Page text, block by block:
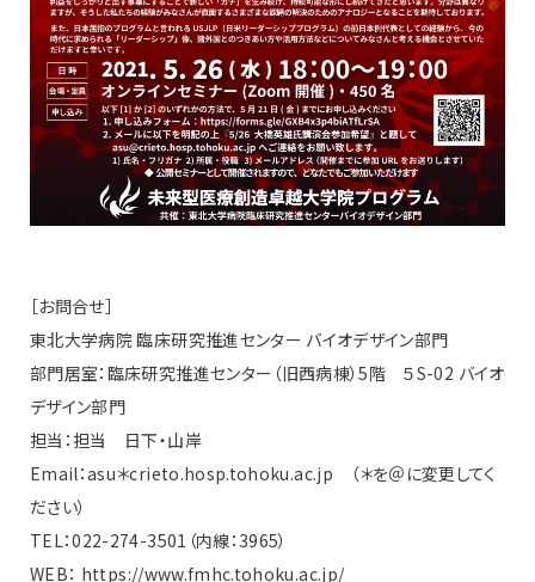
［お問合せ］
東北大学病院 臨床研究推進センター バイオデザイン部門
部門居室：臨床研究推進センター（旧西病棟）5階 ５S-02 バイオ
デザイン部門
担当：担当 日下・山岸
Email：asu＊crieto.hosp.tohoku.ac.jp （＊を＠に変更してく
ださい）
TEL：022-274-3501（内線：3965）
WEB： https://www.fmhc.tohoku.ac.jp/